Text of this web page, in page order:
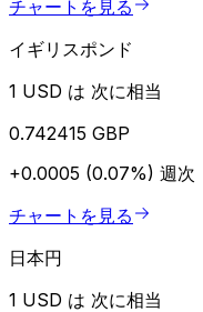
チャートを見る
イギリスポンド
1 USD は 次に相当
0.742415 GBP
+0.0005 (0.07%) 週次
チャートを見る
日本円
1 USD は 次に相当